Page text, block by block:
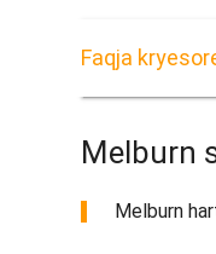
Faqja
Melburn
Melburn